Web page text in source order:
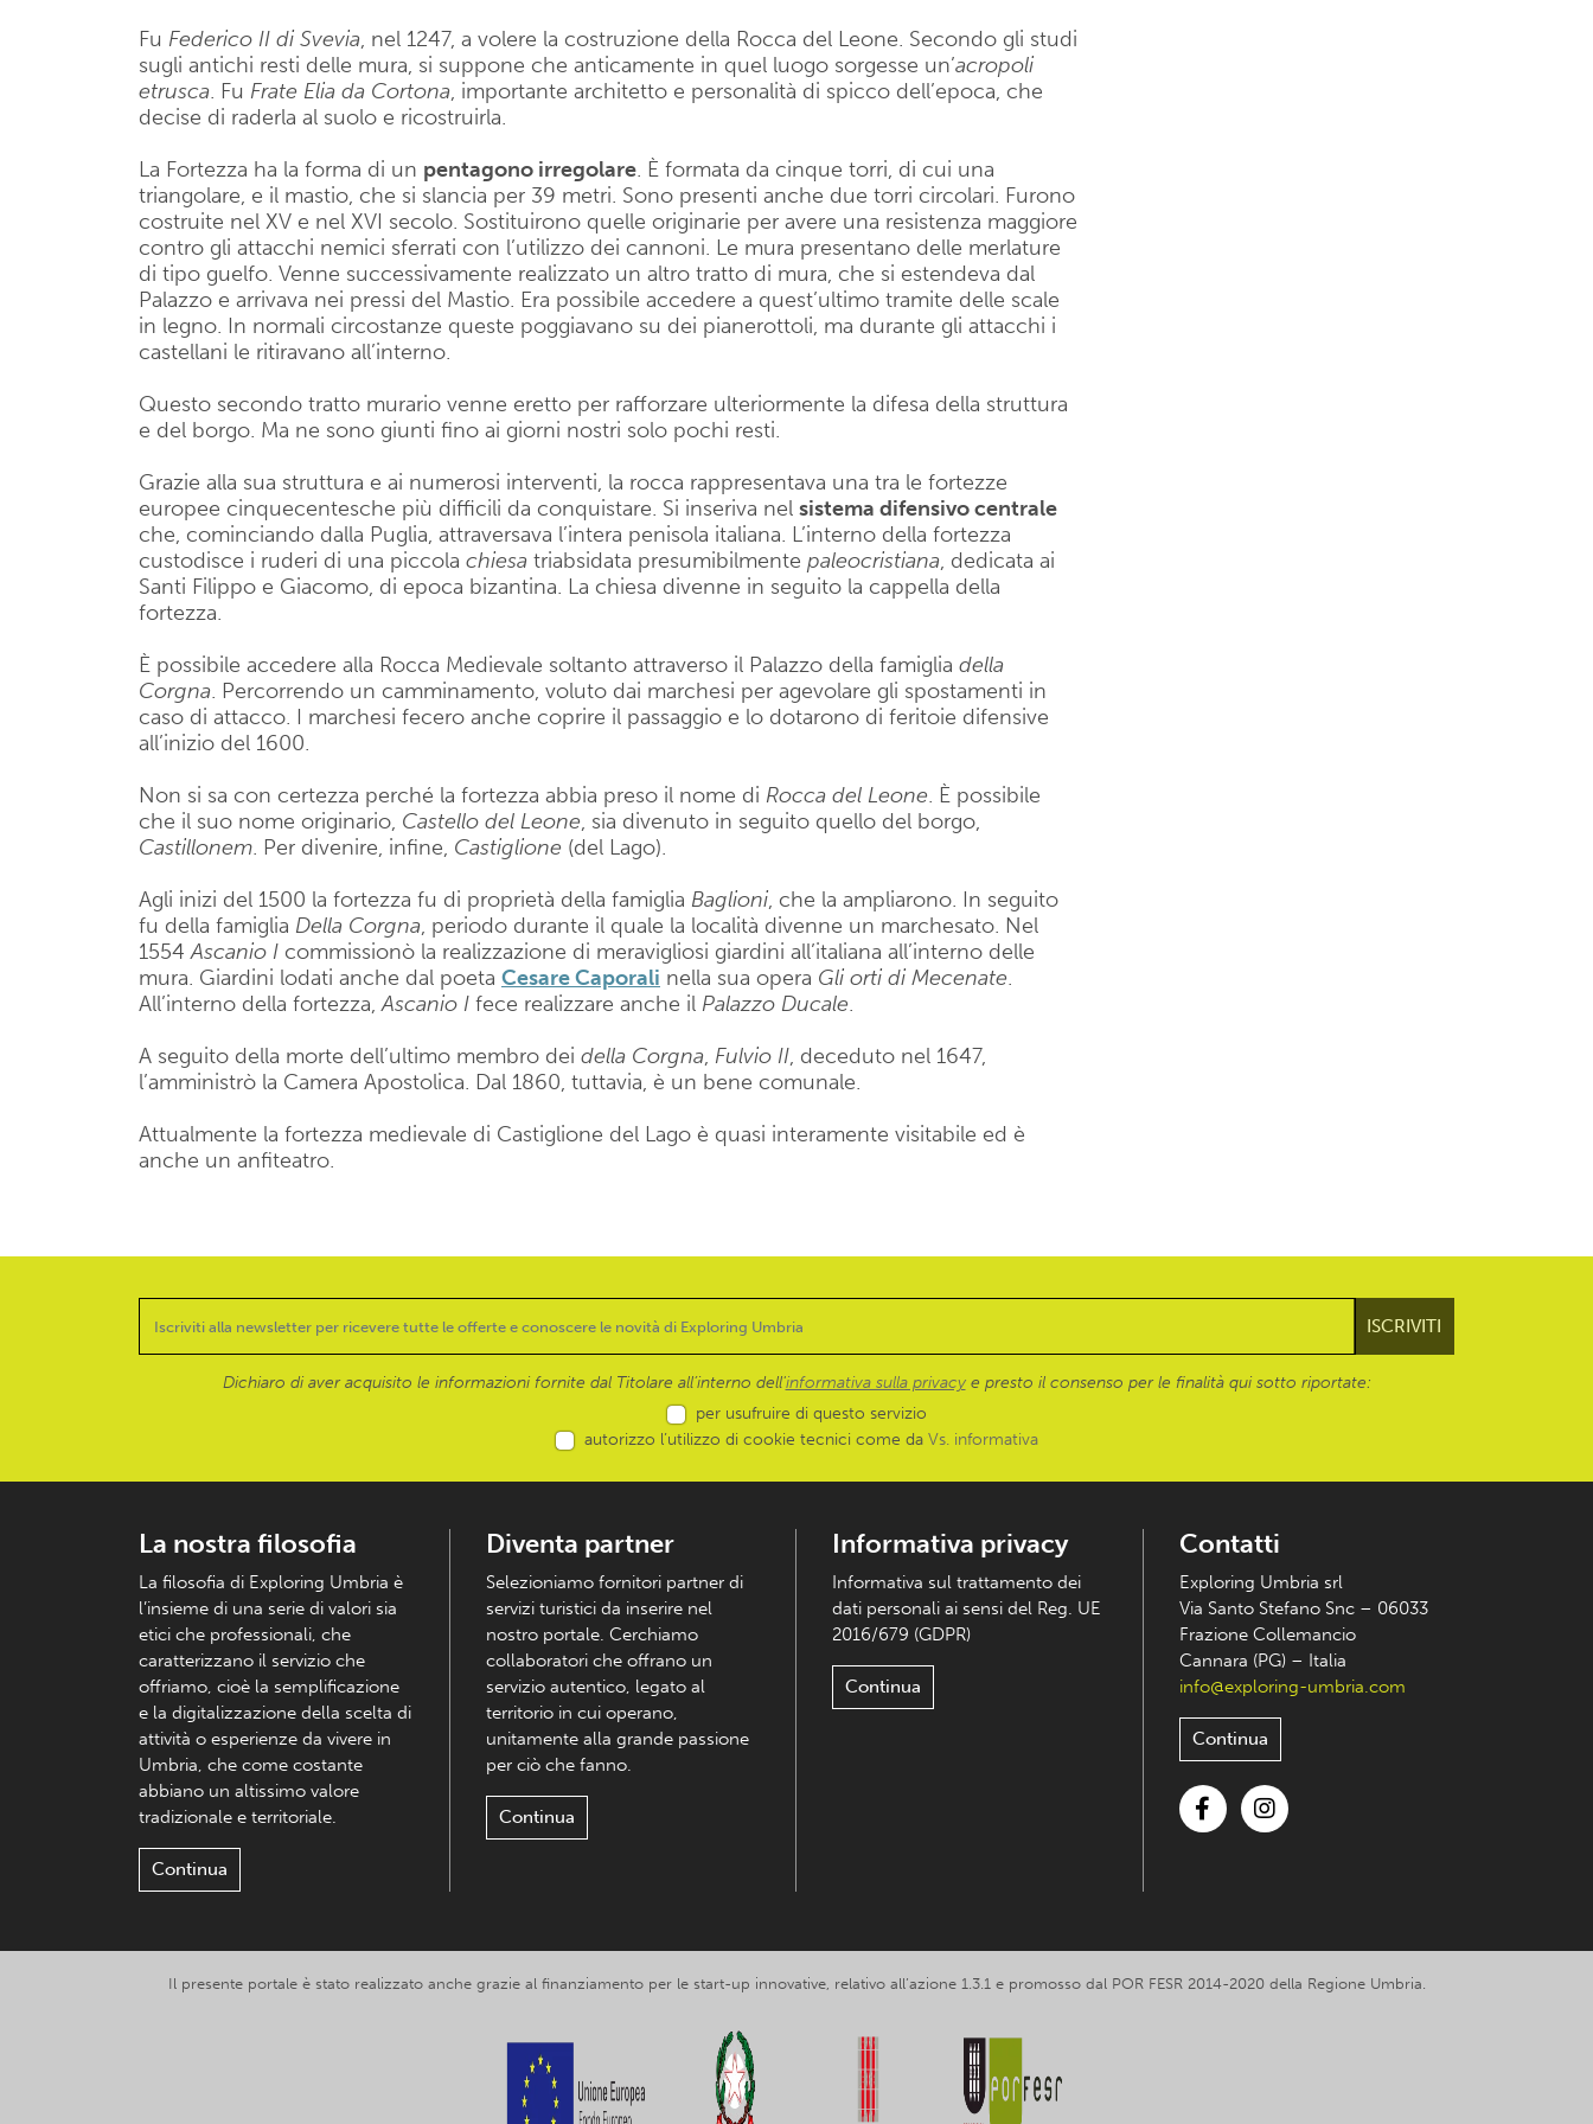
Fu Federico II di Svevia, nel 1247, a volere la costruzione della Rocca del Leone. Secondo gli studi
sugli antichi resti delle mura, si suppone che anticamente in quel luogo sorgesse un’acropoli
etrusca. Fu Frate Elia da Cortona, importante architetto e personalità di spicco dell’epoca, che
decise di raderla al suolo e ricostruirla.
La Fortezza ha la forma di un pentagono irregolare. È formata da cinque torri, di cui una
triangolare, e il mastio, che si slancia per 39 metri. Sono presenti anche due torri circolari. Furono
costruite nel XV e nel XVI secolo. Sostituirono quelle originarie per avere una resistenza maggiore
contro gli attacchi nemici sferrati con l’utilizzo dei cannoni. Le mura presentano delle merlature
di tipo guelfo. Venne successivamente realizzato un altro tratto di mura, che si estendeva dal
Palazzo e arrivava nei pressi del Mastio. Era possibile accedere a quest’ultimo tramite delle scale
in legno. In normali circostanze queste poggiavano su dei pianerottoli, ma durante gli attacchi i
castellani le ritiravano all’interno.
Questo secondo tratto murario venne eretto per rafforzare ulteriormente la difesa della struttura
e del borgo. Ma ne sono giunti fino ai giorni nostri solo pochi resti.
Grazie alla sua struttura e ai numerosi interventi, la rocca rappresentava una tra le fortezze
europee cinquecentesche più difficili da conquistare. Si inseriva nel sistema difensivo centrale
che, cominciando dalla Puglia, attraversava l’intera penisola italiana. L’interno della fortezza
custodisce i ruderi di una piccola chiesa triabsidata presumibilmente paleocristiana, dedicata ai
Santi Filippo e Giacomo, di epoca bizantina. La chiesa divenne in seguito la cappella della
fortezza.
È possibile accedere alla Rocca Medievale soltanto attraverso il Palazzo della famiglia della
Corgna. Percorrendo un camminamento, voluto dai marchesi per agevolare gli spostamenti in
caso di attacco. I marchesi fecero anche coprire il passaggio e lo dotarono di feritoie difensive
all’inizio del 1600.
Non si sa con certezza perché la fortezza abbia preso il nome di Rocca del Leone. È possibile
che il suo nome originario, Castello del Leone, sia divenuto in seguito quello del borgo,
Castillonem. Per divenire, infine, Castiglione (del Lago).
Agli inizi del 1500 la fortezza fu di proprietà della famiglia Baglioni, che la ampliarono. In seguito
fu della famiglia Della Corgna, periodo durante il quale la località divenne un marchesato. Nel
1554Ascanio I commissionò la realizzazione di meravigliosi giardini all’italiana all’interno delle
mura. Giardini lodati anche dal poeta Cesare Caporali nella sua opera Gli orti di Mecenate.
All’interno della fortezza,Ascanio I fece realizzare anche il Palazzo Ducale.
A seguito della morte dell’ultimo membro dei della Corgna, Fulvio II, deceduto nel 1647,
l’amministrò la Camera Apostolica. Dal 1860, tuttavia, è un bene comunale.
Attualmente la fortezza medievale di Castiglione del Lago è quasi interamente visitabile ed è
anche un anfiteatro.
Dichiaro di aver acquisito le informazioni fornite dal Titolare all’interno dell'informativa sulla privacye presto il consenso per le finalità qui sotto riportate:
per usufruire di questo servizio
autorizzo l’utilizzo di cookie tecnici come da Vs. informativa
La nostra filosofia
La filosofia di Exploring Umbria è
l’insieme di una serie di valori sia
etici che professionali, che
caratterizzano il servizio che
offriamo, cioè la semplificazione
e la digitalizzazione della scelta di
attività o esperienze da vivere in
Umbria, che come costante
abbiano un altissimo valore
tradizionale e territoriale.
Continua
Diventa partner
Selezioniamo fornitori partner di
servizi turistici da inserire nel
nostro portale. Cerchiamo
collaboratori che offrano un
servizio autentico, legato al
territorio in cui operano,
unitamente alla grande passione
per ciò che fanno.
Continua
Informativa privacy
Informativa sul trattamento dei
dati personali ai sensi del Reg. UE
2016/679 (GDPR)
Continua
Contatti
Exploring Umbria srl
Via Santo Stefano Snc – 06033
Frazione Collemancio
Cannara (PG) – Italia
info@exploring-umbria.com
Continua
Il presente portale è stato realizzato anche grazie al finanziamento per le start-up innovative, relativo all’azione 1.3.1 e promosso dal POR FESR 2014-2020 della Regione Umbria.